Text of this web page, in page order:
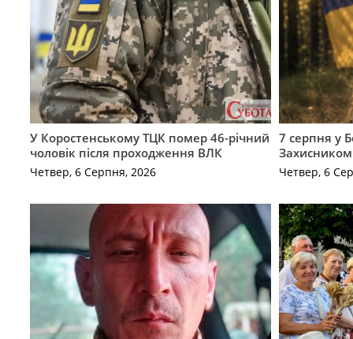
У Коростенському ТЦК помер 46-річний
чоловік після проходження ВЛК
Четвер, 6 Серпня, 2026
7 серпня у
Четвер, 6